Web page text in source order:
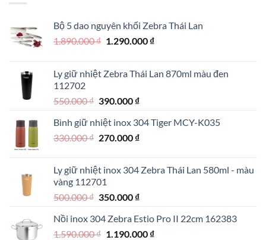
Bộ 5 dao nguyên khối Zebra Thái Lan
1.890.000₫ Giá
1.890.000 ₫.
1.290.000 ₫Giá
là:
Ly giữ nhiệt Zebra Thái Lan 870ml màu đen
112702
550.000₫ Giá
là:
550.000 ₫.
390.000 ₫Giá
tại
là:
Bình giữ nhiệt inox 304 Tiger MCY-K035
330.000₫ Giá
330.000 ₫.
270.000 ₫Giá
là:
Ly giữ nhiệt inox 304 Zebra Thái Lan 580ml - màu
vàng 112701
500.000₫ Giá
là:
500.000 ₫.
350.000 ₫Giá
tại
là:
Nồi inox 304 Zebra Estio Pro II 22cm 162383
1.590.000₫ Giá
1.190.000 ₫Giá